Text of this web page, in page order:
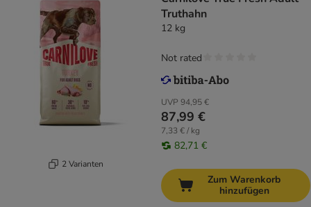
2 Varianten
Truthahn
12 kg
UVP 94,95 €
87,99 €
7,33 € / kg
82,71 €
Not rated
Zum Warenkorb
hinzufügen